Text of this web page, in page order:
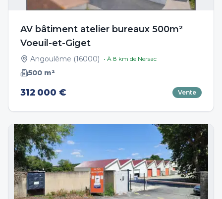
AV bâtiment atelier bureaux 500m²
Voeuil-et-Giget
Angoulême (16000) • À 8 km de Nersac
500 m²
312 000 € Vente